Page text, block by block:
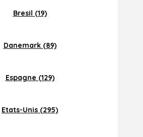
Bresil (19)
Danemark (89)
Espagne (129)
Etats-Unis (295)